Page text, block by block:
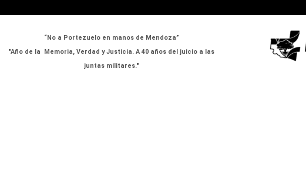
“No a Portezuelo en manos de Mendoza”
"Año de la Memoria, Verdad y Justicia. A 40 años del juicio a las
juntas militares."